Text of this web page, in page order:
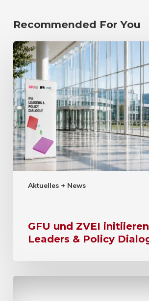
Recommended For You
Aktuelles + News
GFU und ZVEI
Leaders & Policy